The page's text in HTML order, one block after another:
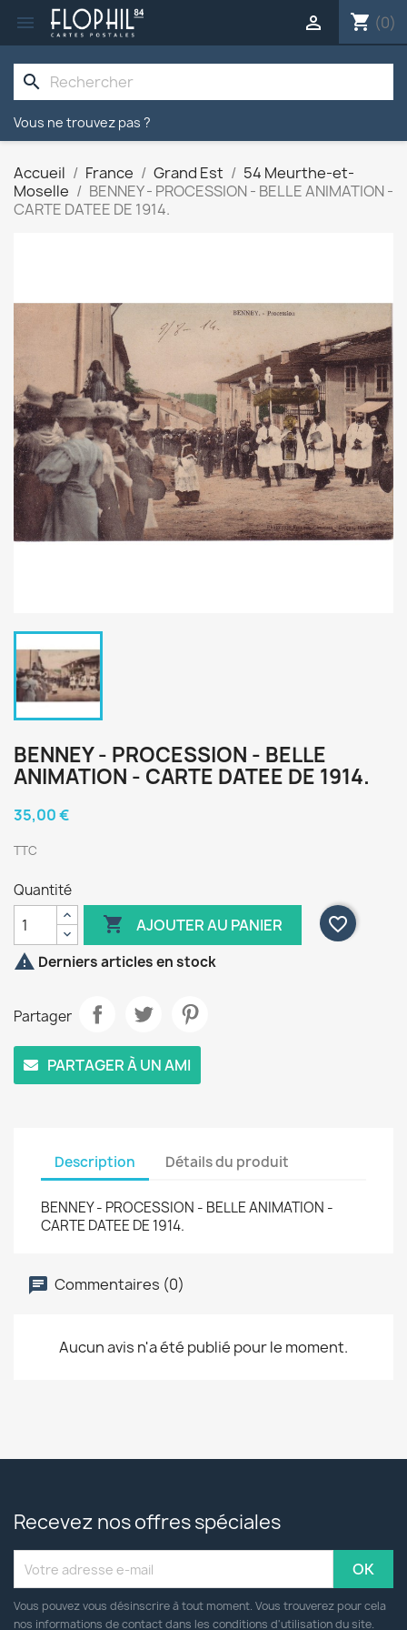
 shopping_cart (0)

search
Vous ne trouvez pas ?
Accueil France Grand Est
54 Meurthe-et-
Moselle
BENNEY - PROCESSION - BELLE ANIMATION -
CARTE DATEE DE 1914.
BENNEY - PROCESSION - BELLE
ANIMATION - CARTE DATEE DE 1914.
35,00 €
TTC
Quantité
 AJOUTER AU PANIER
favorite_border
 Derniers articles en stock
Partager
PARTAGER À UN AMI
Description Détails du produit
BENNEY - PROCESSION - BELLE ANIMATION -
CARTE DATEE DE 1914.
Commentaires (0)
Aucun avis n'a été publié pour le moment.
Recevez nos offres spéciales
Vous pouvez vous désinscrire à tout moment. Vous trouverez pour cela
nos informations de contact dans les conditions d'utilisation du site.